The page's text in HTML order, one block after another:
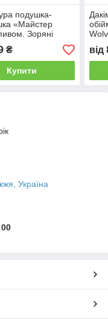
подушка-
«Майстер
Зоряні
Yoda with
wars»
₴
Купити
від
Україна